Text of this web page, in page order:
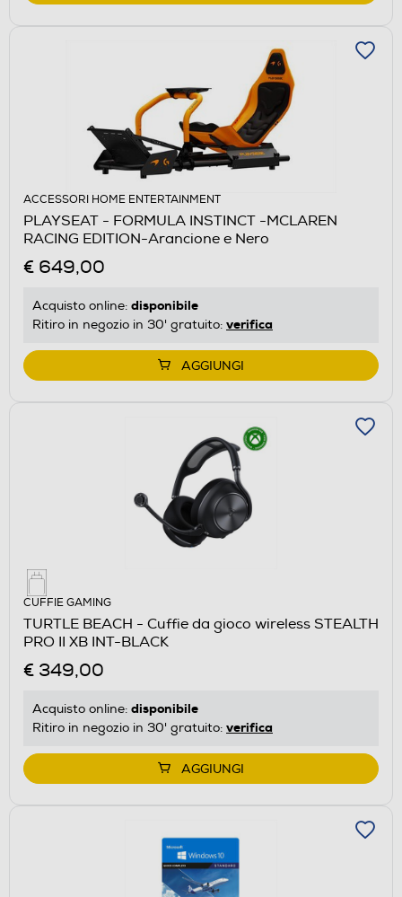
ACCESSORI HOME ENTERTAINMENT
PLAYSEAT - FORMULA INSTINCT -MCLAREN
RACING EDITION-Arancione e Nero
€ 649,00
Acquisto online: disponibile
Ritiro in negozio in 30' gratuito: verifica
AGGIUNGI
CUFFIE GAMING
TURTLE BEACH - Cuffie da gioco wireless STEALTH
PRO II XB INT-BLACK
€ 349,00
Acquisto online: disponibile
Ritiro in negozio in 30' gratuito: verifica
AGGIUNGI